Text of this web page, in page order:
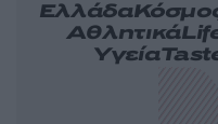
Ελλάδα
Αθλητικά
Υγεία